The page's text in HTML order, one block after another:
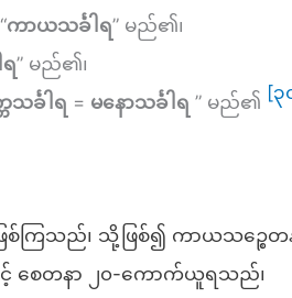
ကာယသင်္ခါရ” မည်၏၊
ရ” မည်၏၊
သင်္ခါရ = မနောသင်္ခါရ ” မည်၏ [၃
ကြသည်၊ သို့ဖြစ်၍ ကာယသဉ္စေတ
င့် စေတနာ ၂၀-ကောက်ယူရသည်၊